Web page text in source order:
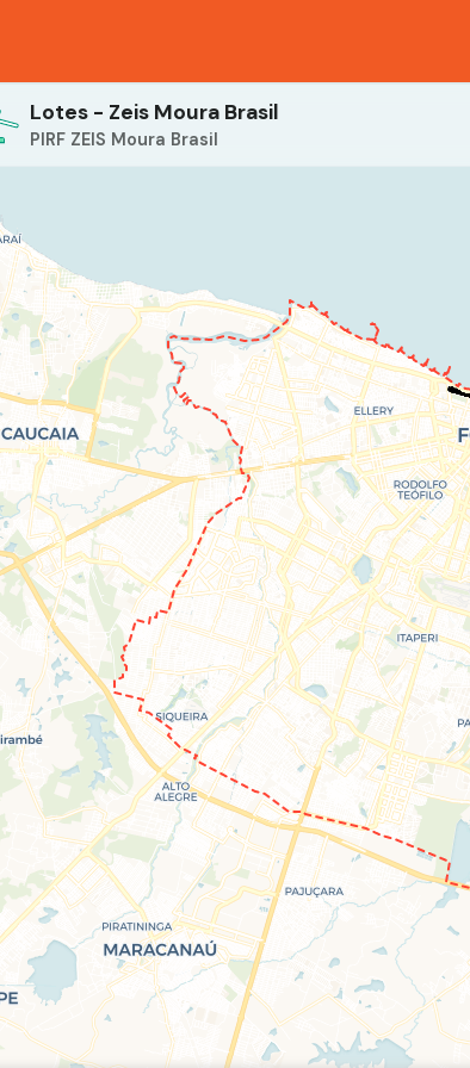
Lotes - Zeis Moura Brasil
PIRF ZEIS Moura Brasil